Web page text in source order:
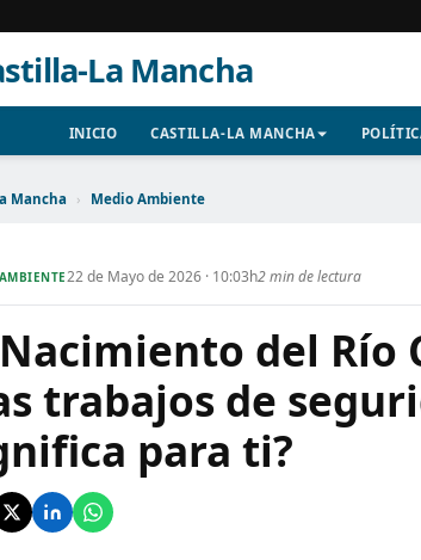
La Mancha
INICIO CASTILLA-LA MANCHA
Mancha › Medio Ambiente
22 de Mayo de 2026 · 10:03h2 min de lectura
del Río
trabajos de
para ti?